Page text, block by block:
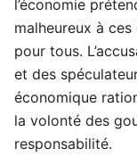
l’économie
malheureux à
pour tous.
et des
économique
la volonté des
responsabilité.